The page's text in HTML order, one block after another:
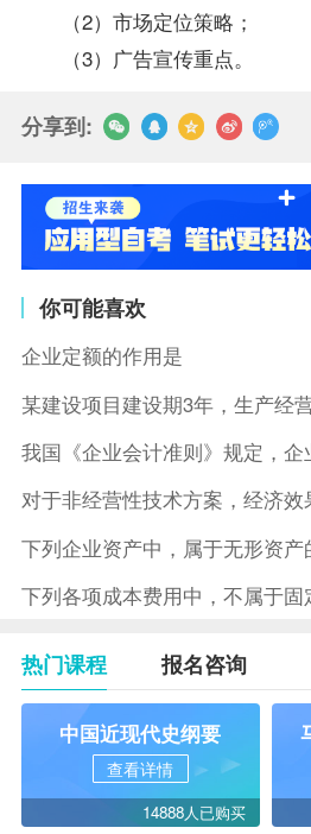
（2）市场定位策略；
（3）广告宣传重点。
分享到:
你可能喜欢
企业定额的作用是
下列企业资产中，属于无形资
下列各项成本费用中，不属于固
热门课程 报名咨询
中国近现代史纲要
查看详情
14888人已购买